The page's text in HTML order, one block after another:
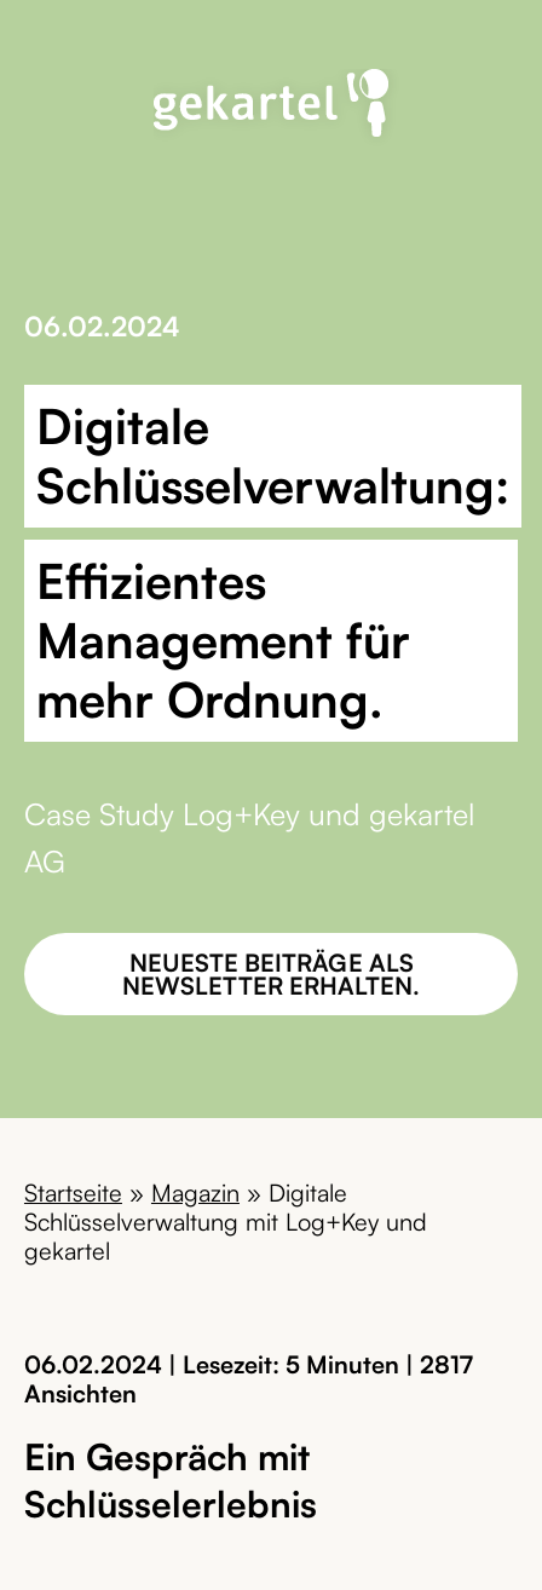
06.02.2024
Digitale
Schlüsselverwaltung:
Effizientes
Management für
mehr Ordnung.
Case Study Log+Key und gekartel
AG
NEUESTE BEITRÄGE ALS
NEWSLETTER ERHALTEN.
Startseite » Magazin » Digitale
Schlüsselverwaltung mit Log+Key und
gekartel
06.02.2024 | Lesezeit: 5 Minuten | 2817
Ansichten
Ein Gespräch mit
Schlüsselerlebnis